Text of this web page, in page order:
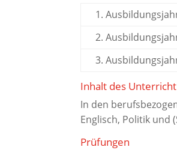
1.
2.
3.
Inhalt des Unterricht
In den
Englisch, Politik und
Prüfungen